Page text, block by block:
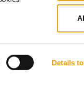
Details